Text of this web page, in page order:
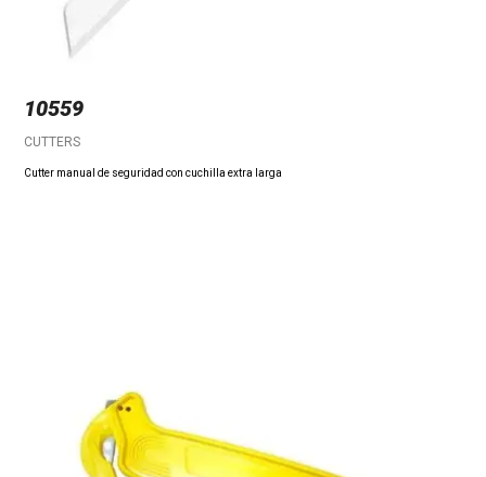
10559
CUTTERS
Cutter manual de seguridad con cuchilla extra larga